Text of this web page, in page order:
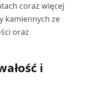
coraz więcej
kamiennych ze
oraz
i